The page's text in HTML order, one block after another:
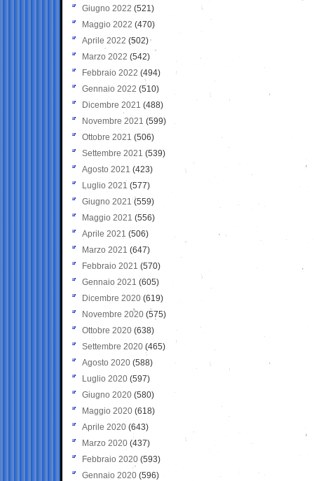
Giugno 2022 (521)
Maggio 2022 (470)
Aprile 2022 (502)
Marzo 2022 (542)
Febbraio 2022 (494)
Gennaio 2022 (510)
Dicembre 2021 (488)
Novembre 2021 (599)
Ottobre 2021 (506)
Settembre 2021 (539)
Agosto 2021 (423)
Luglio 2021 (577)
Giugno 2021(559)
Maggio 2021 (556)
Aprile 2021 (506)
Marzo 2021 (647)
Febbraio 2021 (570)
Gennaio 2021 (605)
Dicembre 2020 (619)
Novembre 2020 (575)
Ottobre 2020 (638)
Settembre 2020(465)
Agosto 2020 (588)
Luglio 2020 (597)
Giugno 2020 (580)
Maggio 2020 (618)
Aprile 2020 (643)
Marzo 2020 (437)
Febbraio 2020 (593)
Gennaio 2020 (596)